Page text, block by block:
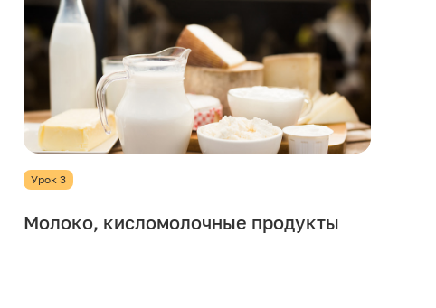
Урок 3
Молоко, кисломолочные продукты